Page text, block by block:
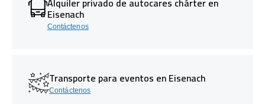
Eisenach
Contáctenos
Transporte para eventos en Eisenach
Contáctenos